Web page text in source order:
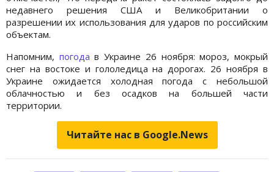
недавнего решения США и Великобритании о
разрешении их использования для ударов по российским
объектам.
Напомним, погода в Украине 26 ноября: мороз, мокрый
снег на востоке и гололедица на дорогах. 26 ноября в
Украине ожидается холодная погода с небольшой
облачностью и без осадков на большей части
территории.
Читайте нас в Google.News